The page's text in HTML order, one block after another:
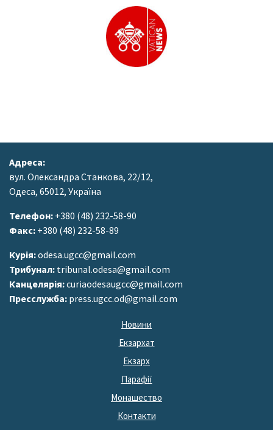
Адреса:
вул. Олександра Станкова, 22/12,
Одеса, 65012, Україна
Телефон: +380 (48) 232-58-90
Факс: +380 (48) 232-58-89
Курія:odesa.ugcc@gmail.com
Трибунал: tribunal.odesa@gmail.com
Канцелярія:curiaodesaugcc@gmail.com
Пресслужба: press.ugcc.od@gmail.com
Новини
Екзархат
Екзарх
Парафії
Монашество
Контакти